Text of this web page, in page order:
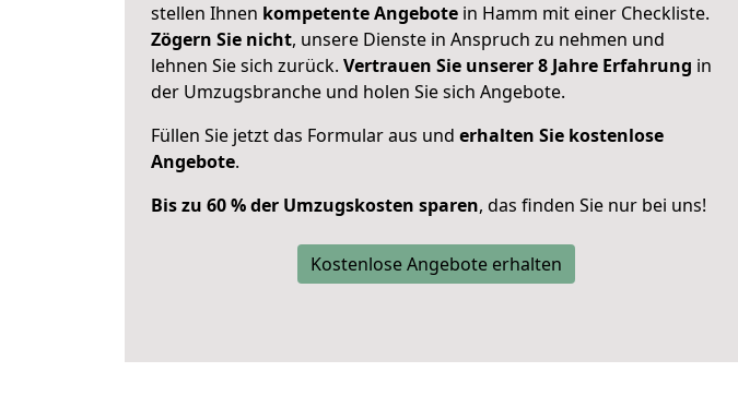
stellen Ihnen kompetente Angebote in Hamm mit einer Checkliste.
Zögern Sie nicht, unsere Dienste in Anspruch zu nehmen und
lehnen Sie sich zurück. Vertrauen Sie unserer 8 Jahre Erfahrung in
der Umzugsbranche und holen Sie sich Angebote.
Füllen Sie jetzt das Formular aus und erhalten Sie kostenlose
Angebote.
Bis zu 60 % der Umzugskosten sparen, das finden Sie nur bei uns!
Kostenlose Angebote erhalten